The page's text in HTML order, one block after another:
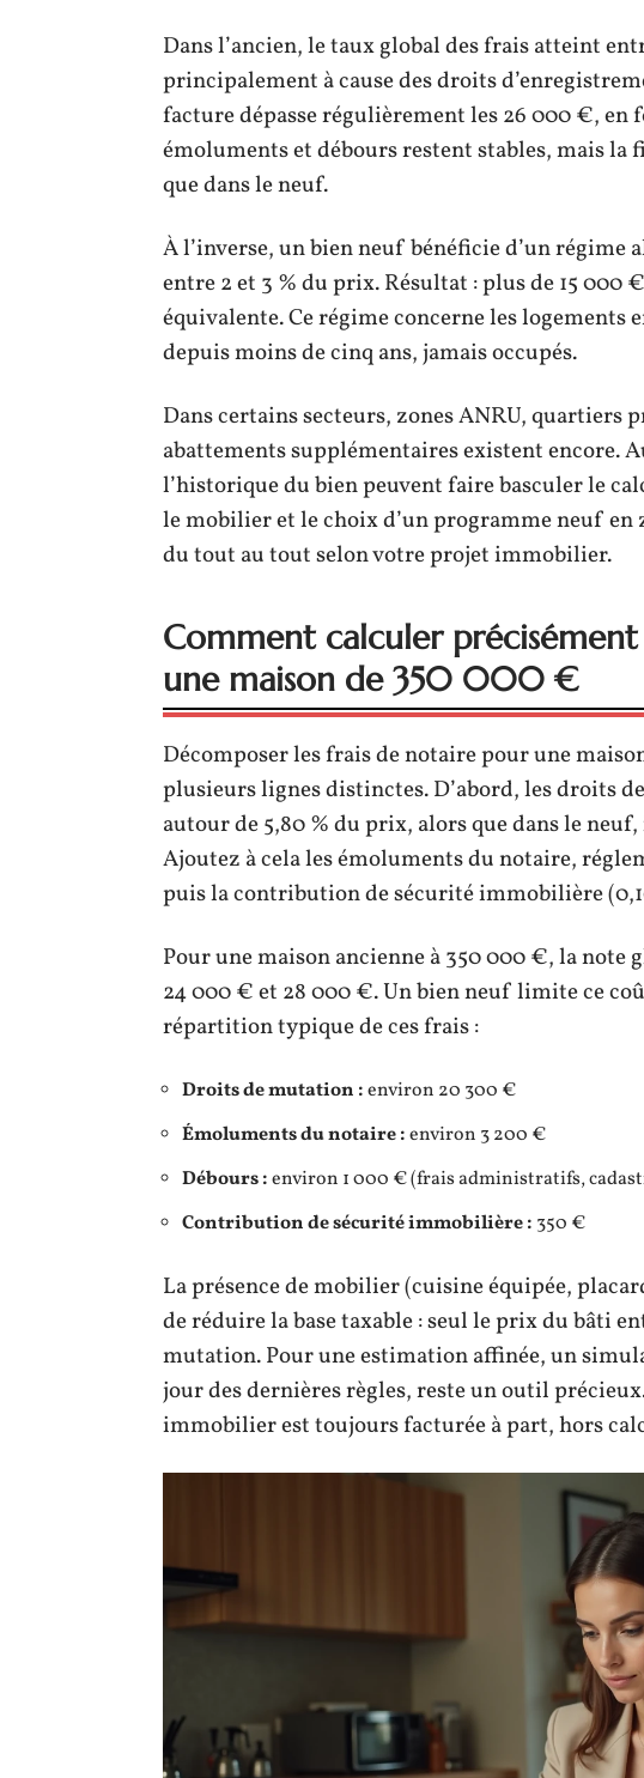
Dans l’ancien, le taux global des frais atteint
principalement à cause des droits
facture dépasse régulièrement les 26 000 €, en
émoluments et débours restent stables, mais
que dans le neuf.
À l’inverse, un bien neuf bénéficie d’un régime
entre 2 et 3 % du prix. Résultat : plus de 15 000
équivalente. Ce régime concerne les logements
depuis moins de cinq ans, jamais occupés.
Dans certains secteurs, zones ANRU, quartiers
abattements supplémentaires existent encore.
l’historique du bien peuvent faire basculer le
le mobilier et le choix d’un programme neuf en
du tout au tout selon votre projet immobilier.
Comment calculer
une maison de 350 000 €
Décomposer les frais de notaire pour une
plusieurs lignes distinctes. D’abord, les droits
autour de 5,80 % du prix, alors que dans le
Ajoutez à cela les émoluments du notaire,
puis la contribution de sécurité immobilière
Pour une maison ancienne à 350 000 €, la note
24 000 € et 28 000 €. Un bien neuf limite ce
répartition typique de ces frais :
Droits de mutation :environ 20 300 €
Émoluments du notaire :environ 3 200 €
Débours :environ 1 000 € (frais administratifs,
Contribution de sécurité immobilière : 350 €
La présence de mobilier (cuisine équipée,
de réduire la base taxable : seul le prix du bâti
mutation. Pour une estimation affinée, un
jour des dernières règles, reste un outil
immobilier est toujours facturée à part, hors